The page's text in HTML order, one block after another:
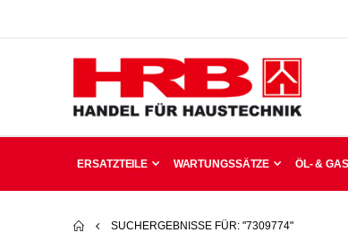
ERSATZTEILE WARTUNGSSÄTZE ÖL- &
SUCHERGEBNISSE FÜR: "7309774"